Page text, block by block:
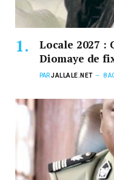
Locale 2027 :
Diomaye de
PARJALLALE.NET 8